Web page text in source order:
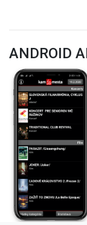
ANDROID